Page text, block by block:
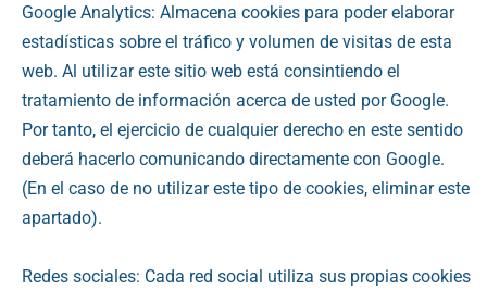
Google Analytics: Almacena cookies para poder elaborar
estadísticas sobre el tráfico y volumen de visitas de esta
web. Al utilizar este sitio web está consintiendo el
tratamiento de información acerca de usted por Google.
Por tanto, el ejercicio de cualquier derecho en este sentido
deberá hacerlo comunicando directamente con Google.
(En el caso de no utilizar este tipo de cookies, eliminar este
apartado).
Redes sociales: Cada red social utiliza sus propias cookies